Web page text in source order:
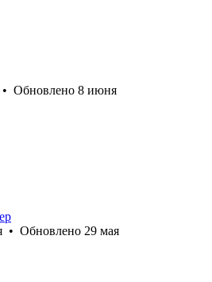
• Обновлено 8 июня
• Обновлено 29 мая